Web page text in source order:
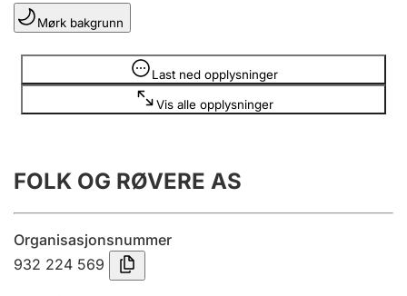
Lag og forening
Registrere, endre, slette
Årsregnskap
Innsending og forsinkelsesgebyr
Mørk bakgrunn
Last ned opplysninger
Vis alle opplysninger
Opplysninger er skjult
FOLK OG RØVERE AS
Organisasjonsnummer
932 224 569